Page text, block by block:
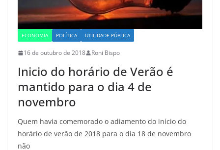
ECONOMIA POLÍTICA UTILIDADE PÚBLICA
16 de outubro de 2018 Roni Bispo
Inicio do horário de Verão é
mantido para o dia 4 de
novembro
Quem havia comemorado o adiamento do início do
horário de verão de 2018 para o dia 18 de novembro
não